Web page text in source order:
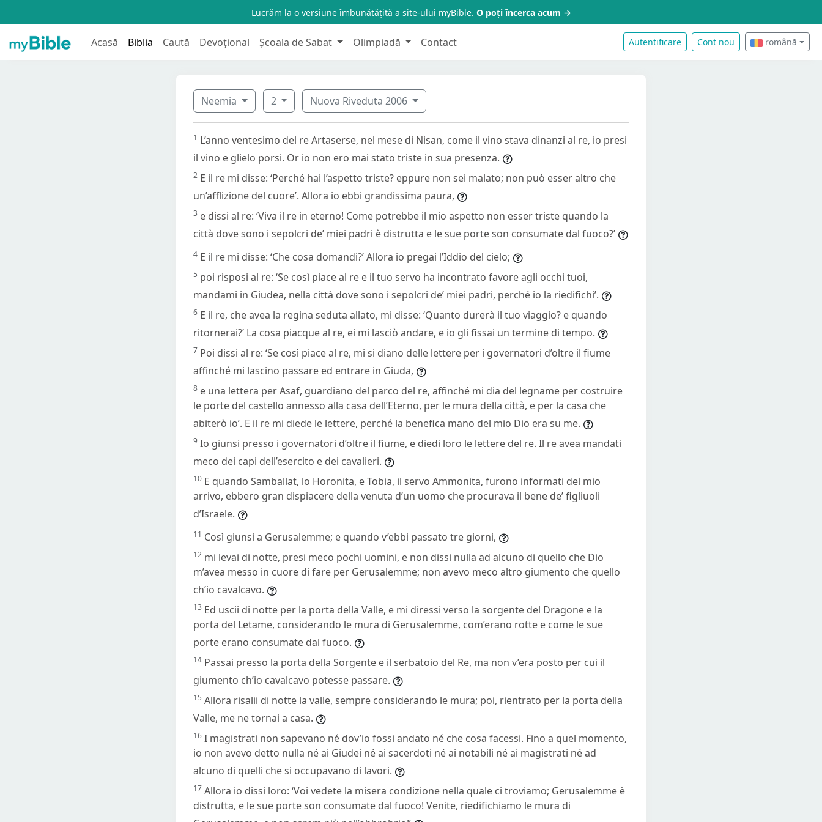
Lucrăm la o versiune îmbunătățită a site-ului myBible. O poți încerca acum →
Acasă Biblia Caută Devoțional Școala de Sabat Olimpiadă Contact Autentificare Cont nou română
Neemia 2 Nuova Riveduta 2006
1 L’anno ventesimo del re Artaserse, nel mese di Nisan, come il vino stava dinanzi al re, io presi
il vino e glielo porsi. Or io non ero mai stato triste in sua presenza.
2 E il re mi disse: ‘Perché hai l’aspetto triste? eppure non sei malato; non può esser altro che
un’afflizione del cuore’. Allora io ebbi grandissima paura,
3 e dissi al re: ‘Viva il re in eterno! Come potrebbe il mio aspetto non esser triste quando la
città dove sono i sepolcri de’ miei padri è distrutta e le sue porte son consumate dal fuoco?’
4 E il re mi disse: ‘Che cosa domandi?’ Allora io pregai l’Iddio del cielo;
5 poi risposi al re: ‘Se così piace al re e il tuo servo ha incontrato favore agli occhi tuoi,
mandami in Giudea, nella città dove sono i sepolcri de’ miei padri, perché io la riedifichi’.
6 E il re, che avea la regina seduta allato, mi disse: ‘Quanto durerà il tuo viaggio? e quando
ritornerai?’ La cosa piacque al re, ei mi lasciò andare, e io gli fissai un termine di tempo.
7 Poi dissi al re: ‘Se così piace al re, mi si diano delle lettere per i governatori d’oltre il fiume
affinché mi lascino passare ed entrare in Giuda,
8 e una lettera per Asaf, guardiano del parco del re, affinché mi dia del legname per costruire
le porte del castello annesso alla casa dell’Eterno, per le mura della città, e per la casa che
abiterò io’. E il re mi diede le lettere, perché la benefica mano del mio Dio era su me.
9 Io giunsi presso i governatori d’oltre il fiume, e diedi loro le lettere del re. Il re avea mandati
meco dei capi dell’esercito e dei cavalieri.
10 E quando Samballat, lo Horonita, e Tobia, il servo Ammonita, furono informati del mio
arrivo, ebbero gran dispiacere della venuta d’un uomo che procurava il bene de’ figliuoli
d’Israele.
11 Così giunsi a Gerusalemme; e quando v’ebbi passato tre giorni,
12 mi levai di notte, presi meco pochi uomini, e non dissi nulla ad alcuno di quello che Dio
m’avea messo in cuore di fare per Gerusalemme; non avevo meco altro giumento che quello
ch’io cavalcavo.
13 Ed uscii di notte per la porta della Valle, e mi diressi verso la sorgente del Dragone e la
porta del Letame, considerando le mura di Gerusalemme, com’erano rotte e come le sue
porte erano consumate dal fuoco.
14 Passai presso la porta della Sorgente e il serbatoio del Re, ma non v’era posto per cui il
giumento ch’io cavalcavo potesse passare.
15 Allora risalii di notte la valle, sempre considerando le mura; poi, rientrato per la porta della
Valle, me ne tornai a casa.
16 I magistrati non sapevano né dov’io fossi andato né che cosa facessi. Fino a quel momento,
io non avevo detto nulla né ai Giudei né ai sacerdoti né ai notabili né ai magistrati né ad
alcuno di quelli che si occupavano di lavori.
17 Allora io dissi loro: ‘Voi vedete la misera condizione nella quale ci troviamo; Gerusalemme è
distrutta, e le sue porte son consumate dal fuoco! Venite, riedifichiamo le mura di